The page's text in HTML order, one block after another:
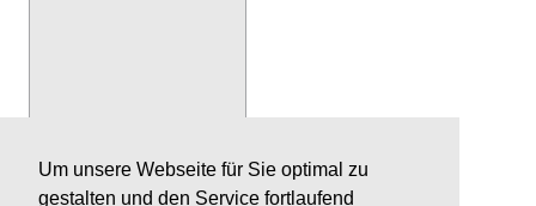
Um unsere Webseite für Sie optimal zu
gestalten und den Service fortlaufend